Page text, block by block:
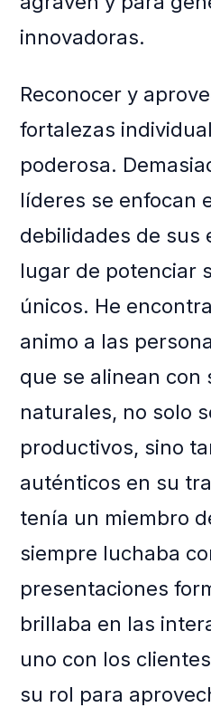
innovadoras.
Reconocer y
fortalezas
poderosa.
líderes se enfocan
debilidades de sus
lugar de potenciar
únicos. He
animo a las
que se alinean con
naturales, no solo
productivos, sino
auténticos en su
tenía un miembro
siempre luchaba
presentaciones
brillaba en las
uno con los
su rol para